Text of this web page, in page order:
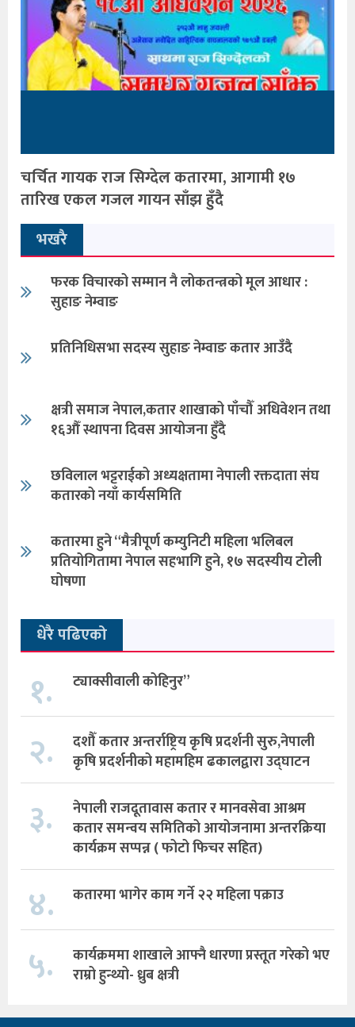
चर्चित गायक राज सिग्देल कतारमा, आगामी १७
तारिख एकल गजल गायन साँझ हुँदै
भखरै
फरक विचारको सम्मान नै लोकतन्त्रको मूल आधार :
सुहाङ नेम्वाङ
प्रतिनिधिसभा सदस्य सुहाङ नेम्वाङ कतार आउँदै
क्षत्री समाज नेपाल,कतार शाखाको पाँचौँ अधिवेशन तथा
१६औँ स्थापना दिवस आयोजना हुँदै
छविलाल भट्टराईको अध्यक्षतामा नेपाली रक्तदाता संघ
कतारको नयाँ कार्यसमिति
कतारमा हुने “मैत्रीपूर्ण कम्युनिटी महिला भलिबल
प्रतियोगितामा नेपाल सहभागि हुने, १७ सदस्यीय टोली
घोषणा
धेरै पढिएको
१. ट्याक्सीवाली कोहिनुर”
२.
दशौँ कतार अन्तर्राष्ट्रिय कृषि प्रदर्शनी सुरु,नेपाली
कृषि प्रदर्शनीको महामहिम ढकालद्वारा उद्घाटन
३.
नेपाली राजदूतावास कतार र मानवसेवा आश्रम
कतार समन्वय समितिको आयोजनामा अन्तरक्रिया
कार्यक्रम सप्पन्न ( फोटो फिचर सहित)
४. कतारमा भागेर काम गर्ने २२ महिला पक्राउ
५.
कार्यक्रममा शाखाले आफ्नै धारणा प्रस्तूत गरेको भए
राम्रो हुन्थ्यो- ध्रुब क्षत्री